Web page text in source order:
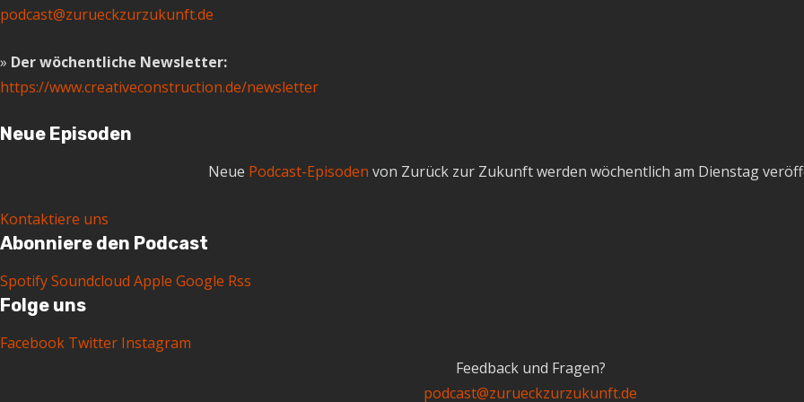
podcast@zurueckzurzukunft.de
» Der wöchentliche Newsletter:
https://www.creativeconstruction.de/newsletter
Neue Episoden
Neue Podcast-Episoden von Zurück zur Zukunft werden wöchentlich am Dienstag
Kontaktiere uns
Abonniere den Podcast
SpotifySoundcloud Apple Google Rss
Folge uns
Facebook Twitter Instagram
Feedback und Fragen?
podcast@zurueckzurzukunft.de